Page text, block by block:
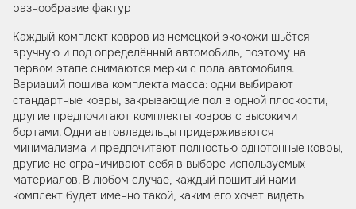
разнообразие фактур
Каждый комплект ковров из немецкой экокожи шьётся
вручную и под определённый автомобиль, поэтому на
первом этапе снимаются мерки с пола автомобиля.
Вариаций пошива комплекта масса: одни выбирают
стандартные ковры, закрывающие пол в одной плоскости,
другие предпочитают комплекты ковров с высокими
бортами. Одни автовладельцы придерживаются
минимализма и предпочитают полностью однотонные ковры,
другие не ограничивают себя в выборе используемых
материалов. В любом случае, каждый пошитый нами
комплект будет именно такой, каким его хочет видеть